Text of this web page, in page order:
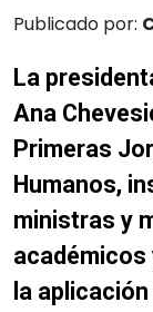
Publicado por:
La
Ana
Primeras
Humanos,
ministras y
la